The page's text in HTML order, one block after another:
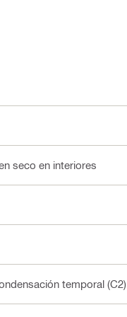
seco en interiores
temporal (C2)